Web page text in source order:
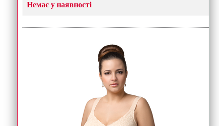
Немає у наявності